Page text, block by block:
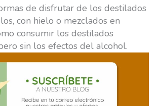
de disfrutar de los destilados
con hielo o mezclados en
consumir los destilados
sin los efectos del alcohol.